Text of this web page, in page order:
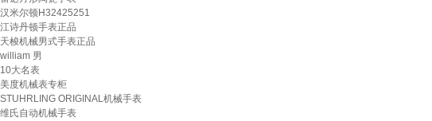
汉米尔顿H32425251
江诗丹顿手表正品
天梭机械男式手表正品
william 男
10大名表
美度机械表专柜
STUHRLING ORIGINAL机械手表
维氏自动机械手表